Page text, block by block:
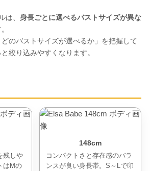
は、 身長ごとに選べるバストサイズが異な
のバストサイズが選べるか」を把握して
絞り込みやすくなります。
残しや
はMの
148cm
コンパクトさと存在感のバラ
ンスが良い身長帯。S～Lで印